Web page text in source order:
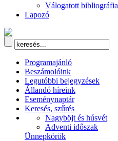
Válogatott bibliográfia
Lapozó
Programajánló
Beszámolóink
Legutóbbi bejegyzések
Állandó híreink
Eseménynaptár
Keresés, szűrés
Nagyböjt és húsvét
Adventi időszak
Ünnepkörök